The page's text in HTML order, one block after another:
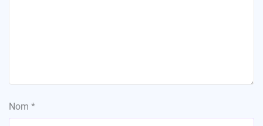
Nom *